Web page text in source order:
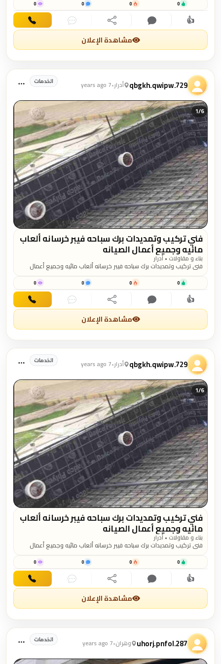
0
0
0
0
👍اهتمام تعليق مشاركة دردشة اتصال
مشاهدة الإعلان
qbgkh.qwipw.729 أدرار•
7 years ago الخدمات
1/6
فني تركيب وتمديدات برك سباحه فيبر خرسانه ألعاب
مائيه وجميع أعمال الصيانه
بناء و مقاولات • أدرار
فني تركيب وتمديدات برك سباحه فيبر خرسانه ألعاب مائيه وجميع أعمال
0
0
0
0
👍اهتمام تعليق مشاركة دردشة اتصال
مشاهدة الإعلان
qbgkh.qwipw.729 أدرار•
7 years ago الخدمات
1/6
فني تركيب وتمديدات برك سباحه فيبر خرسانه ألعاب
مائيه وجميع أعمال الصيانه
بناء و مقاولات • أدرار
فني تركيب وتمديدات برك سباحه فيبر خرسانه ألعاب مائيه وجميع أعمال
0
0
0
0
👍اهتمام تعليق مشاركة دردشة اتصال
مشاهدة الإعلان
uhorj.pnfol.287 وهران•
7 years ago الخدمات